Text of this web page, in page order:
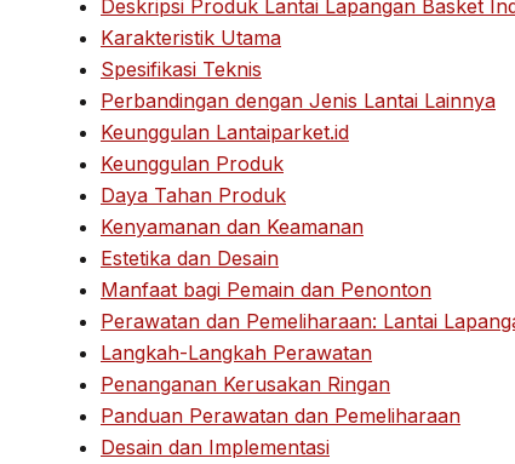
Deskripsi Produk Lantai Lapangan Basket
Karakteristik Utama
Spesifikasi Teknis
Perbandingan dengan Jenis Lantai Lainnya
Keunggulan Lantaiparket.id
Keunggulan Produk
Daya Tahan Produk
Kenyamanan dan Keamanan
Estetika dan Desain
Manfaat bagi Pemain dan Penonton
Perawatan dan Pemeliharaan: Lantai
Langkah-Langkah Perawatan
Penanganan Kerusakan Ringan
Panduan Perawatan dan Pemeliharaan
Desain dan Implementasi